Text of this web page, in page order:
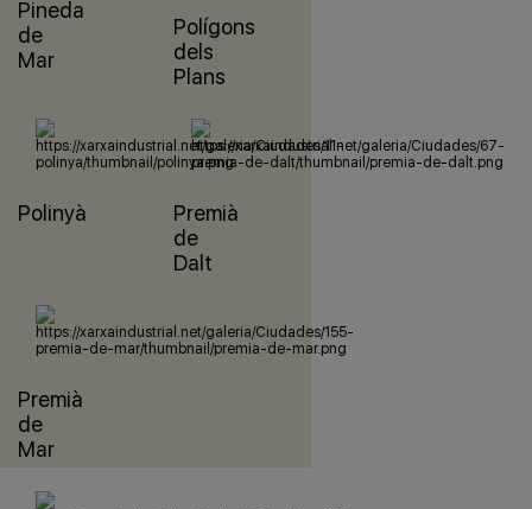
Pineda
de
Mar
Polígons
dels
Plans
Polinyà
Premià
de
Dalt
Premià
de
Mar